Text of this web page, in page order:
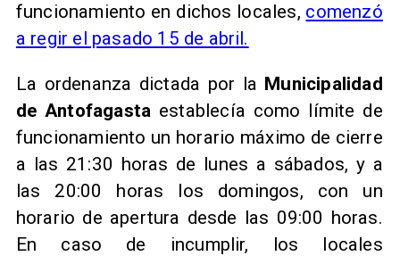
funcionamiento en dichos locales, comenzó
a regir el pasado 15 de abril.
La ordenanza dictada por la Municipalidad
de Antofagasta establecía como límite de
funcionamiento un horario máximo de cierre
a las 21:30 horas de lunes a sábados, y a
las 20:00 horas los domingos, con un
horario de apertura desde las 09:00 horas.
En caso de incumplir, los locales